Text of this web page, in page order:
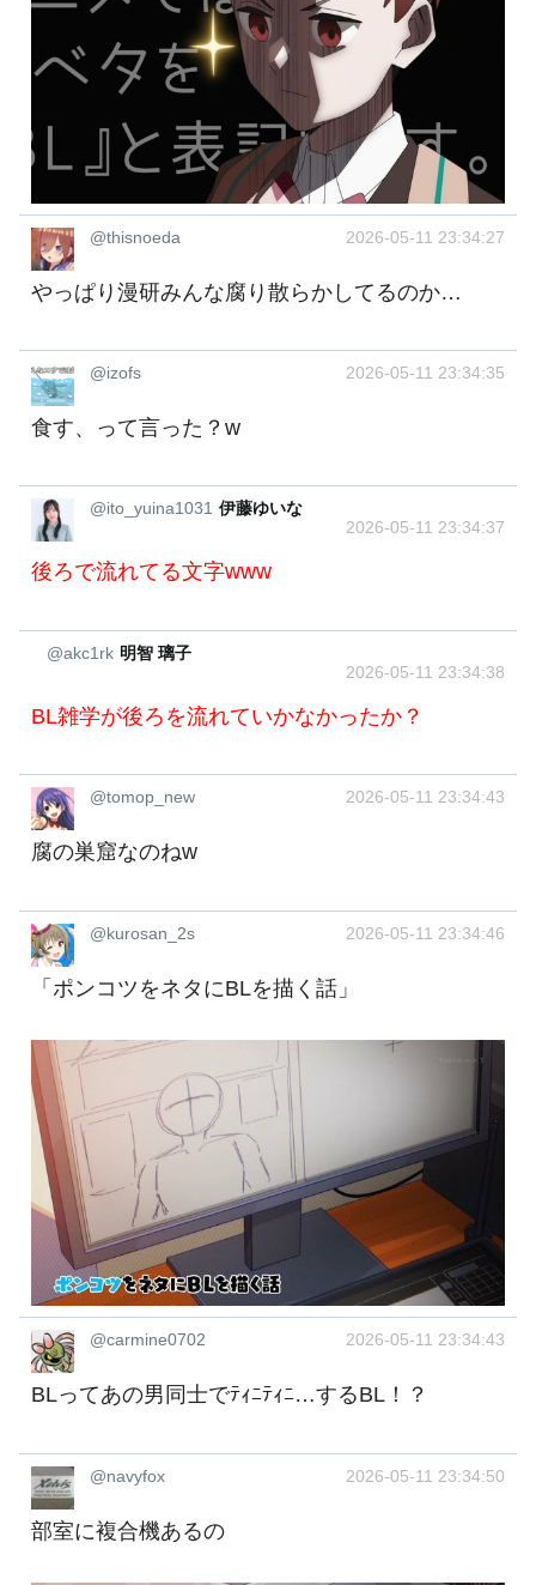
@thisnoeda 2026-05-11 23:34:27
やっぱり漫研みんな腐り散らかしてるのか…
@izofs 2026-05-11 23:34:35
食す、って言った？w
@ito_yuina1031 伊藤ゆいな
2026-05-11 23:34:37
後ろで流れてる文字www
@akc1rk 明智 璃子
2026-05-11 23:34:38
BL雑学が後ろを流れていかなかったか？
@tomop_new 2026-05-11 23:34:43
腐の巣窟なのねw
@kurosan_2s 2026-05-11 23:34:46
「ポンコツをネタにBLを描く話」
@carmine0702 2026-05-11 23:34:43
BLってあの男同士でﾃｨﾆﾃｨﾆ…するBL！？
@navyfox 2026-05-11 23:34:50
部室に複合機あるの